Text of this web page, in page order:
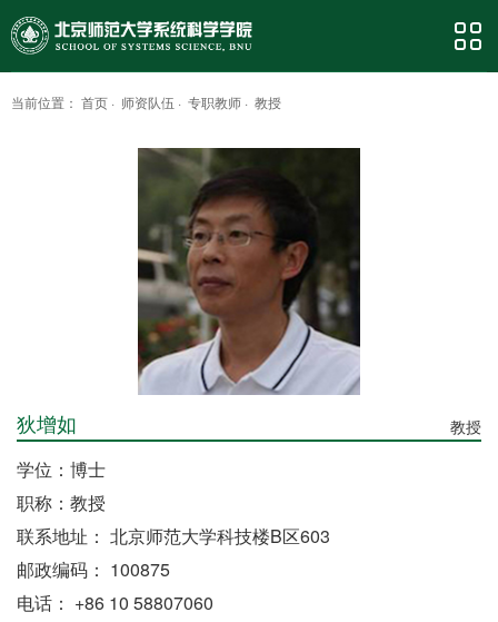
当前位置： 首页 · 师资队伍 · 专职教师 · 教授
狄增如 教授
学位：博士
职称：教授
联系地址： 北京师范大学科技楼B区603
邮政编码： 100875
电话： +86 10 58807060